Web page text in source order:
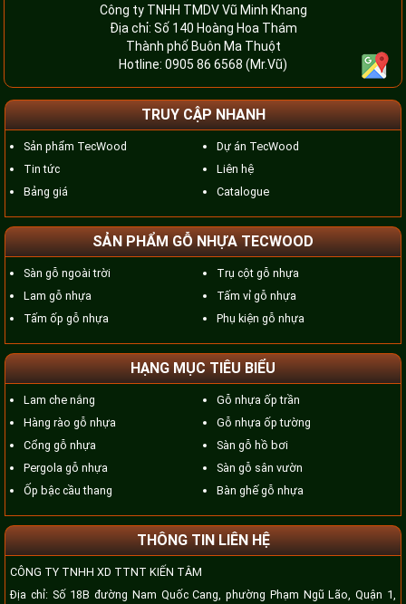
Công ty TNHH TMDV Vũ Minh Khang
Địa chỉ: Số 140 Hoàng Hoa Thám
Thành phố Buôn Ma Thuột
Hotline: 0905 86 6568 (Mr.Vũ)
TRUY CẬP NHANH
Sản phẩm TecWood
Tin tức
Bảng giá
Dự án TecWood
Liên hệ
Catalogue
SẢN PHẨM GỖ NHỰA TECWOOD
Sàn gỗ ngoài trời
Lam gỗ nhựa
Tấm ốp gỗ nhựa
Trụ cột gỗ nhựa
Tấm vỉ gỗ nhựa
Phụ kiện gỗ nhựa
HẠNG MỤC TIÊU BIỂU
Lam che nắng
Hàng rào gỗ nhựa
Cổng gỗ nhựa
Pergola gỗ nhựa
Ốp bậc cầu thang
Gỗ nhựa ốp trần
Gỗ nhựa ốp tường
Sàn gỗ hồ bơi
Sàn gỗ sân vườn
Bàn ghế gỗ nhựa
THÔNG TIN LIÊN HỆ
CÔNG TY TNHH XD TTNT KIẾN TÂM
Địa chỉ: Số 18B đường Nam Quốc Cang, phường Phạm Ngũ Lão, Quận 1,